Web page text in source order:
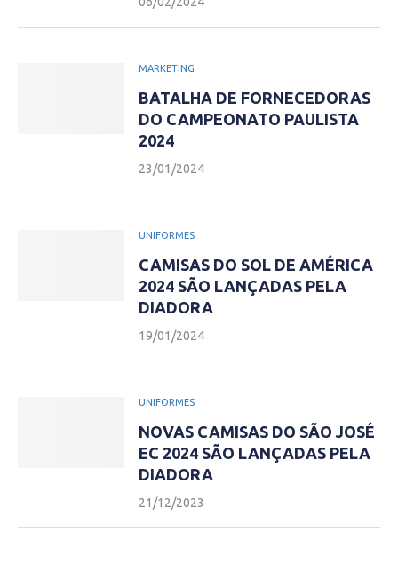
MARKETING
BATALHA DE FORNECEDORAS
DO CAMPEONATO PAULISTA
2024
23/01/2024
UNIFORMES
CAMISAS DO SOL DE AMÉRICA
2024 SÃO LANÇADAS PELA
DIADORA
19/01/2024
UNIFORMES
NOVAS CAMISAS DO SÃO JOSÉ
EC 2024 SÃO LANÇADAS PELA
DIADORA
21/12/2023